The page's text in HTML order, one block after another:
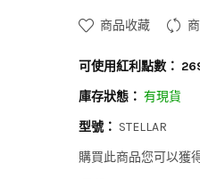
商品收藏
可使用紅利點數：
庫存狀態： 有現貨
型號： STELLAR
購買此商品您可以獲